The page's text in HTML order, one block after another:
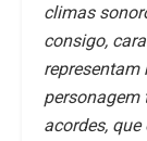
climas
consigo,
representam
personagem
acordes,